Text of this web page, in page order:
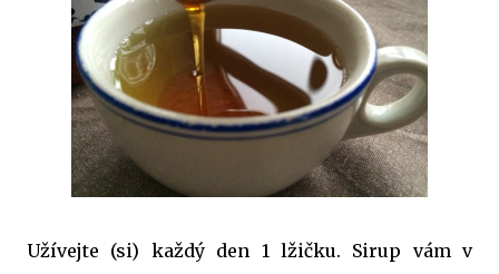
Užívejte (si) každý den 1 lžičku. Sirup vám v